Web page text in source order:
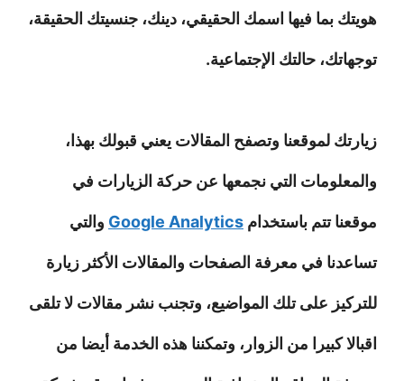
هويتك بما فيها اسمك الحقيقي، دينك، جنسيتك الحقيقة،
توجهاتك، حالتك الإجتماعية.
زيارتك لموقعنا وتصفح المقالات يعني قبولك بهذا،
والمعلومات التي نجمعها عن حركة الزيارات في
موقعنا تتم باستخدام Google Analytics والتي
تساعدنا في معرفة الصفحات والمقالات الأكثر زيارة
للتركيز على تلك المواضيع، وتجنب نشر مقالات لا تلقى
اقبالا كبيرا من الزوار، وتمكننا هذه الخدمة أيضا من